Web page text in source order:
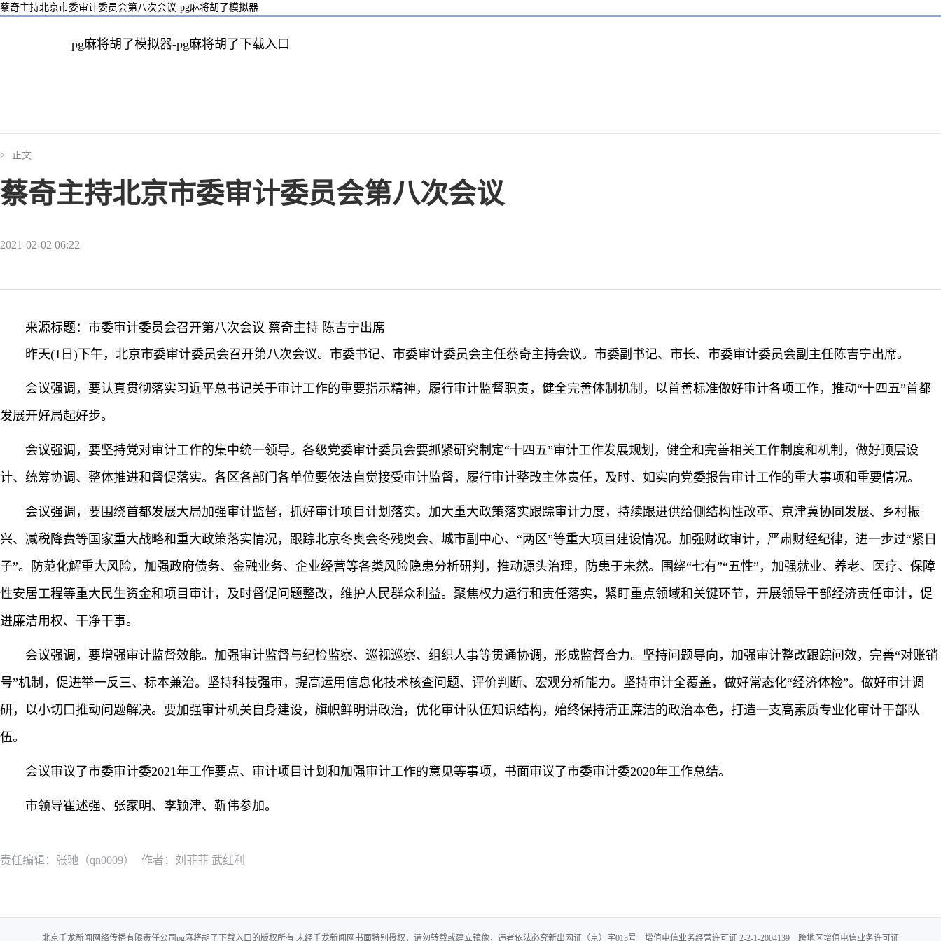
蔡奇主持北京市委审计委员会第八次会议-pg麻将胡了模拟器
pg麻将胡了模拟器-pg麻将胡了下载入口
> 正文
蔡奇主持北京市委审计委员会第八次会议
2021-02-02 06:22
来源标题：市委审计委员会召开第八次会议 蔡奇主持 陈吉宁出席
昨天(1日)下午，北京市委审计委员会召开第八次会议。市委书记、市委审计委员会主任蔡奇主持会议。市委副书记、市长、市委审计委员会副主任陈吉宁出席。
会议强调，要认真贯彻落实习近平总书记关于审计工作的重要指示精神，履行审计监督职责，健全完善体制机制，以首善标准做好审计各项工作，推动“十四五”首都
发展开好局起好步。
会议强调，要坚持党对审计工作的集中统一领导。各级党委审计委员会要抓紧研究制定“十四五”审计工作发展规划，健全和完善相关工作制度和机制，做好顶层设
计、统筹协调、整体推进和督促落实。各区各部门各单位要依法自觉接受审计监督，履行审计整改主体责任，及时、如实向党委报告审计工作的重大事项和重要情况。
会议强调，要围绕首都发展大局加强审计监督，抓好审计项目计划落实。加大重大政策落实跟踪审计力度，持续跟进供给侧结构性改革、京津冀协同发展、乡村振
兴、减税降费等国家重大战略和重大政策落实情况，跟踪北京冬奥会冬残奥会、城市副中心、“两区”等重大项目建设情况。加强财政审计，严肃财经纪律，进一步过“紧日
子”。防范化解重大风险，加强政府债务、金融业务、企业经营等各类风险隐患分析研判，推动源头治理，防患于未然。围绕“七有”“五性”，加强就业、养老、医疗、保障
性安居工程等重大民生资金和项目审计，及时督促问题整改，维护人民群众利益。聚焦权力运行和责任落实，紧盯重点领域和关键环节，开展领导干部经济责任审计，促
进廉洁用权、干净干事。
会议强调，要增强审计监督效能。加强审计监督与纪检监察、巡视巡察、组织人事等贯通协调，形成监督合力。坚持问题导向，加强审计整改跟踪问效，完善“对账销
号”机制，促进举一反三、标本兼治。坚持科技强审，提高运用信息化技术核查问题、评价判断、宏观分析能力。坚持审计全覆盖，做好常态化“经济体检”。做好审计调
研，以小切口推动问题解决。要加强审计机关自身建设，旗帜鲜明讲政治，优化审计队伍知识结构，始终保持清正廉洁的政治本色，打造一支高素质专业化审计干部队
伍。
会议审议了市委审计委2021年工作要点、审计项目计划和加强审计工作的意见等事项，书面审议了市委审计委2020年工作总结。
市领导崔述强、张家明、李颖津、靳伟参加。
责任编辑：张驰（qn0009） 作者：刘菲菲 武红利
北京千龙新闻网络传播有限责任公司pg麻将胡了下载入口的版权所有 未经千龙新闻网书面特别授权，请勿转载或建立镜像，违者依法必究新出网证（京）字013号 增值电信业务经营许可证 2-2-1-2004139 跨地区增值电信业务许可证